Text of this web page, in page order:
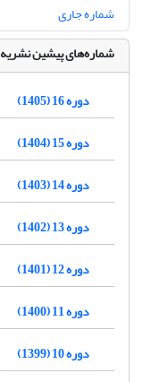
شماره جاری
شماره‌های پیشین نشریه
دوره 16 (1405)
دوره 15 (1404)
دوره 14 (1403)
دوره 13 (1402)
دوره 12 (1401)
دوره 11 (1400)
دوره 10 (1399)